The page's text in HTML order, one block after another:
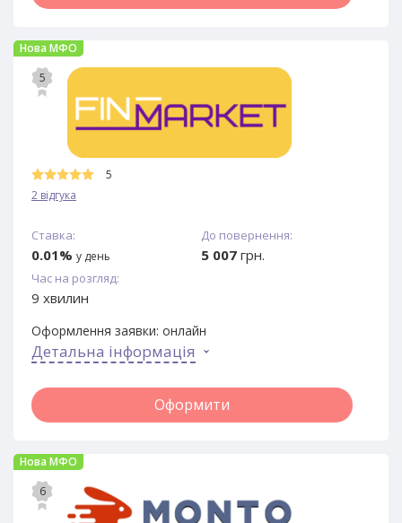
Нова МФО
5
5
2 відгука
Ставка:
0.01% у день
До повернення:
5 007 грн.
Час на розгляд:
9 хвилин
Оформлення заявки: онлайн
Детальна інформація
Оформити
Нова МФО
6